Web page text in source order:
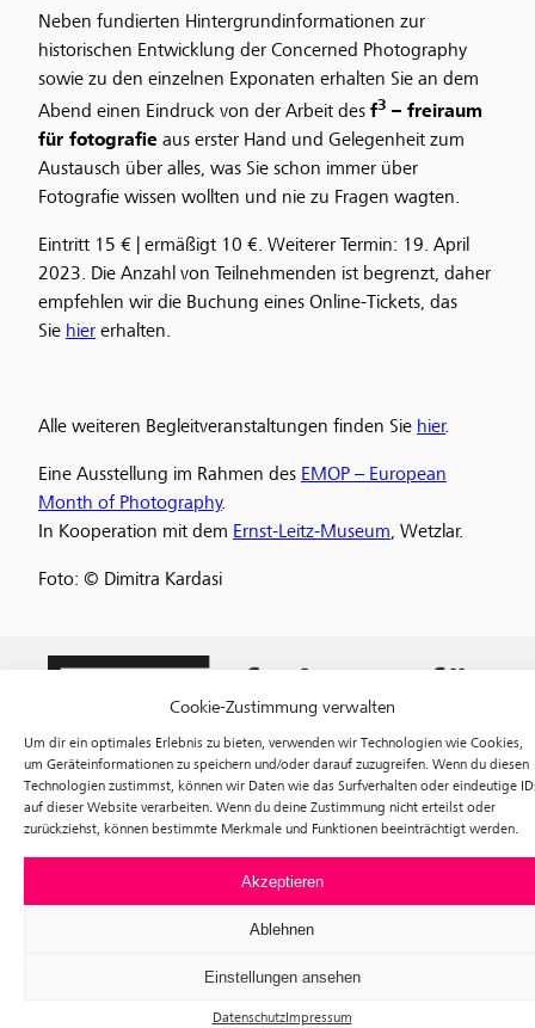
Cookie-Zustimmung verwalten
Um dir ein optimales Erlebnis zu bieten, verwenden wir Technologien wie Cookies,
um Geräteinformationen zu speichern und/oder darauf zuzugreifen. Wenn du diesen
Technologien zustimmst, können wir Daten wie das Surfverhalten oder eindeutige
auf dieser Website verarbeiten. Wenn du deine Zustimmung nicht erteilst oder
zurückziehst, können bestimmte Merkmale und Funktionen beeinträchtigt werden.
Akzeptieren
Ablehnen
Einstellungen ansehen
DatenschutzImpressum
Neben fundierten Hintergrundinformationen zur
historischen Entwicklung der Concerned Photography
sowie zu den einzelnen Exponaten erhalten Sie an dem
Abend einen Eindruck von der Arbeit des f3 – freiraum
für fotografie aus erster Hand und Gelegenheit zum
Austausch über alles, was Sie schon immer über
Fotografie wissen wollten und nie zu Fragen wagten.
Eintritt 15 € | ermäßigt 10 €. Weiterer Termin: 19. April
2023. Die Anzahl von Teilnehmenden ist begrenzt, daher
empfehlen wir die Buchung eines Online-Tickets, das
Sie hier erhalten.
Alle weiteren Begleitveranstaltungen finden Sie hier.
Eine Ausstellung im Rahmen des EMOP – European
Month of Photography.
In Kooperation mit dem Ernst-Leitz-Museum, Wetzlar.
Foto: © Dimitra Kardasi